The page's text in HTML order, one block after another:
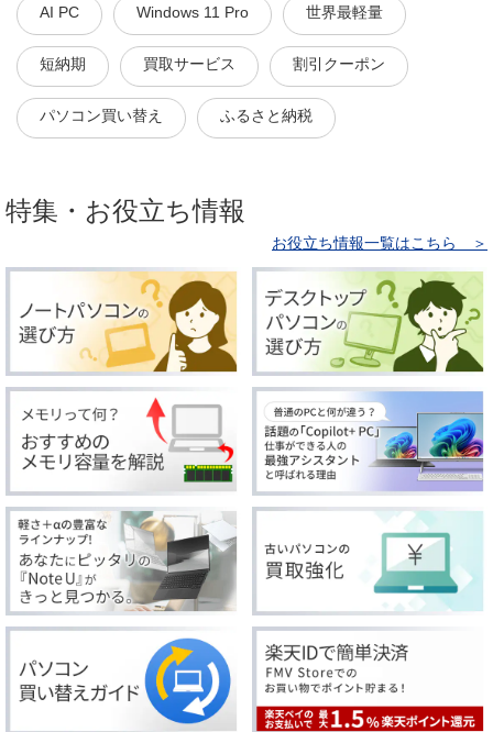
AI PC Windows 11 Pro 世界最軽量
短納期 買取サービス 割引クーポン
パソコン買い替え ふるさと納税
特集・お役立ち情報
お役立ち情報一覧はこちら ＞